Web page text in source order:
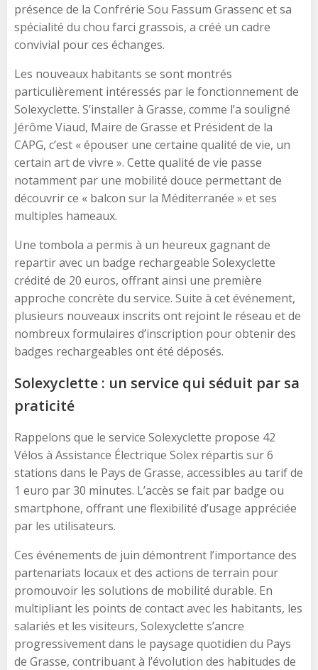
présence de la Confrérie Sou Fassum Grassenc et sa
spécialité du chou farci grassois, a créé un cadre
convivial pour ces échanges.
Les nouveaux habitants se sont montrés
particulièrement intéressés par le fonctionnement de
Solexyclette. S’installer à Grasse, comme l’a souligné
Jérôme Viaud, Maire de Grasse et Président de la
CAPG, c’est « épouser une certaine qualité de vie, un
certain art de vivre ». Cette qualité de vie passe
notamment par une mobilité douce permettant de
découvrir ce « balcon sur la Méditerranée » et ses
multiples hameaux.
Une tombola a permis à un heureux gagnant de
repartir avec un badge rechargeable Solexyclette
crédité de 20 euros, offrant ainsi une première
approche concrète du service. Suite à cet événement,
plusieurs nouveaux inscrits ont rejoint le réseau et de
nombreux formulaires d’inscription pour obtenir des
badges rechargeables ont été déposés.
Solexyclette : un service qui séduit par sa
praticité
Rappelons que le service Solexyclette propose 42
Vélos à Assistance Électrique Solex répartis sur 6
stations dans le Pays de Grasse, accessibles au tarif de
1 euro par 30 minutes. L’accès se fait par badge ou
smartphone, offrant une flexibilité d’usage appréciée
par les utilisateurs.
Ces événements de juin démontrent l’importance des
partenariats locaux et des actions de terrain pour
promouvoir les solutions de mobilité durable. En
multipliant les points de contact avec les habitants, les
salariés et les visiteurs, Solexyclette s’ancre
progressivement dans le paysage quotidien du Pays
de Grasse, contribuant à l’évolution des habitudes de